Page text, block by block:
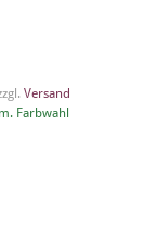
Versand
Farbwahl